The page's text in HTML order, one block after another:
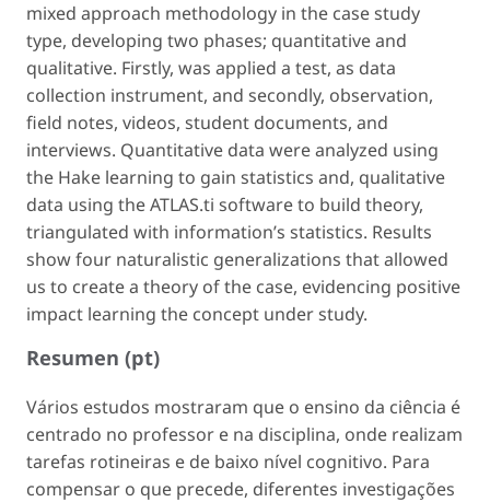
mixed approach methodology in the case study
type, developing two phases; quantitative and
qualitative. Firstly, was applied a test, as data
collection instrument, and secondly, observation,
field notes, videos, student documents, and
interviews. Quantitative data were analyzed using
the Hake learning to gain statistics and, qualitative
data using the ATLAS.ti software to build theory,
triangulated with information’s statistics. Results
show four naturalistic generalizations that allowed
us to create a theory of the case, evidencing positive
impact learning the concept under study.
Resumen (pt)
Vários estudos mostraram que o ensino da ciência é
centrado no professor e na disciplina, onde realizam
tarefas rotineiras e de baixo nível cognitivo. Para
compensar o que precede, diferentes investigações